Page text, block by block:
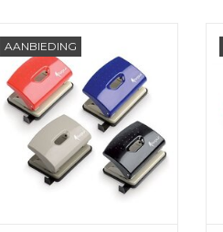
AANBIEDINGblauw
TOEVOEGEN AAN
WINKELWAGEN